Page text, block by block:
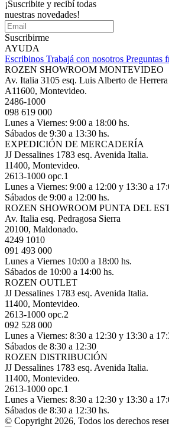
¡Suscribite y recibí todas
nuestras novedades!
Suscribirme
AYUDA
Escribinos Trabajá con nosotros Preguntas
ROZEN SHOWROOM MONTEVIDEO
Av. Italia 3105 esq. Luis Alberto de Herrera
A11600, Montevideo.
2486-1000
098 619 000
Lunes a Viernes: 9:00 a 18:00 hs.
Sábados de 9:30 a 13:30 hs.
EXPEDICIÓN DE MERCADERÍA
JJ Dessalines 1783 esq. Avenida Italia.
11400, Montevideo.
2613-1000 opc.1
Lunes a Viernes: 9:00 a 12:00 y 13:30 a
Sábados de 9:00 a 12:00 hs.
ROZEN SHOWROOM PUNTA DEL
Av. Italia esq. Pedragosa Sierra
20100, Maldonado.
4249 1010
091 493 000
Lunes a Viernes 10:00 a 18:00 hs.
Sábados de 10:00 a 14:00 hs.
ROZEN OUTLET
JJ Dessalines 1783 esq. Avenida Italia.
11400, Montevideo.
2613-1000 opc.2
092 528 000
Lunes a Viernes: 8:30 a 12:30 y 13:30 a
Sábados de 8:30 a 12:30
ROZEN DISTRIBUCIÓN
JJ Dessalines 1783 esq. Avenida Italia.
11400, Montevideo.
2613-1000 opc.1
Lunes a Viernes: 8:30 a 12:30 y 13:30 a
Sábados de 8:30 a 12:30 hs.
© Copyright 2026, Todos los derechos